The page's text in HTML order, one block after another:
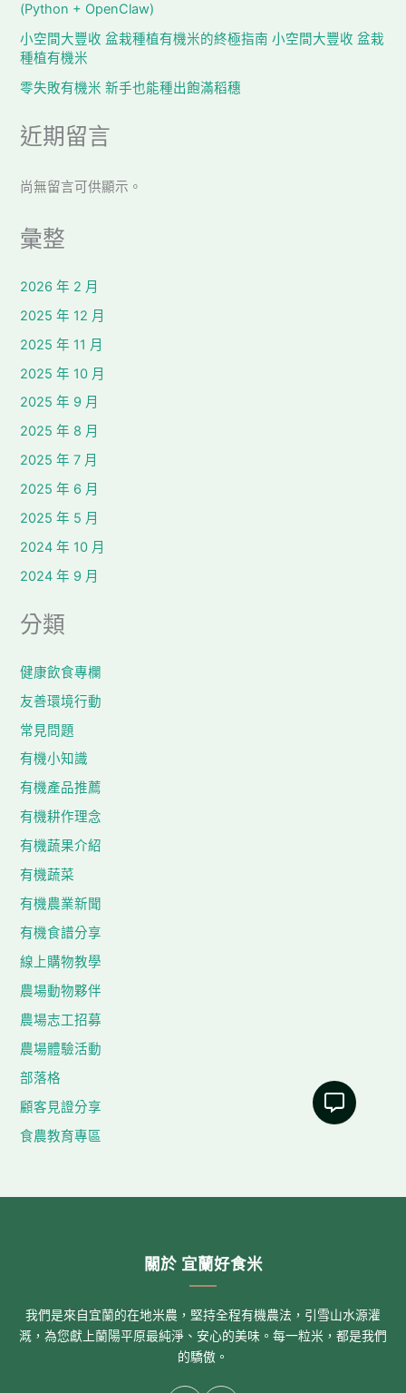
(Python + OpenClaw)
小空間大豐收 盆栽種植有機米的終極指南 小空間大豐收 盆栽
種植有機米
零失敗有機米 新手也能種出飽滿稻穗
近期留言
尚無留言可供顯示。
彙整
2026 年 2 月
2025 年 12 月
2025 年 11 月
2025 年 10 月
2025 年 9 月
2025 年 8 月
2025 年 7 月
2025 年 6 月
2025 年 5 月
2024 年 10 月
2024 年 9 月
分類
健康飲食專欄
友善環境行動
常見問題
有機小知識
有機產品推薦
有機耕作理念
有機蔬果介紹
有機蔬菜
有機農業新聞
有機食譜分享
線上購物教學
農場動物夥伴
農場志工招募
農場體驗活動
部落格
顧客見證分享
食農教育專區
關於 宜蘭好食米
我們是來自宜蘭的在地米農，堅持全程有機農法，引雪山水源灌
溉，為您獻上蘭陽平原最純淨、安心的美味。每一粒米，都是我們
的驕傲。